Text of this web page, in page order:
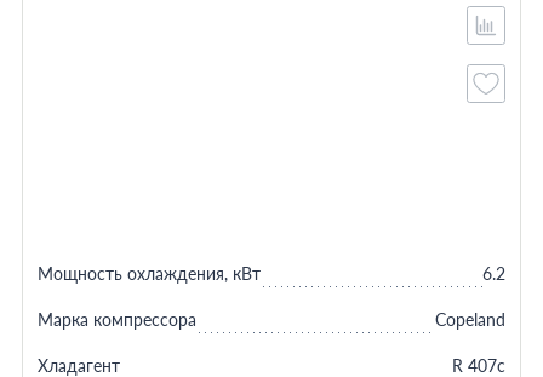
Мощность охлаждения, кВт 6.2
Марка компрессора Copeland
Хладагент R 407c